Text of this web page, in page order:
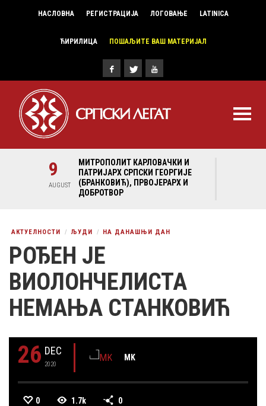
НАСЛОВНА РЕГИСТРАЦИЈА ЛОГОВАЊЕ LATINICA
ЋИРИЛИЦА ПОШАЉИТЕ ВАШ МАТЕРИЈАЛ
9
AUGUST
МИТРОПОЛИТ КАРЛОВАЧКИ И
ПАТРИЈАРХ СРПСКИ ГЕОРГИЈЕ
(БРАНКОВИЋ), ПРВОЈЕРАРХ И
ДОБРОТВОР
АКТУЕЛНОСТИ ЉУДИ НА ДАНАШЊИ ДАН
РОЂЕН ЈЕ
ВИОЛОНЧЕЛИСТА
НЕМАЊА СТАНКОВИЋ
26 DEC
2020
MK
0 1.7k 0